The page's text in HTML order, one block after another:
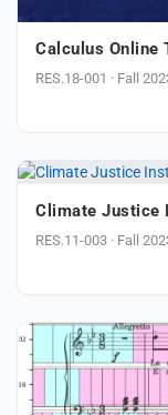
Calculus Online
RES.18-001 · Fall
Climate Justice
RES.11-003 · Fall